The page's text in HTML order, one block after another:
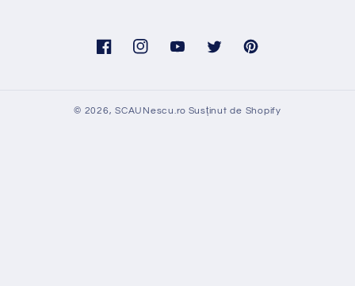
FacebookInstagramYouTubeTwitter Pinterest
© 2026,SCAUNescu.ro Susținut de Shopify